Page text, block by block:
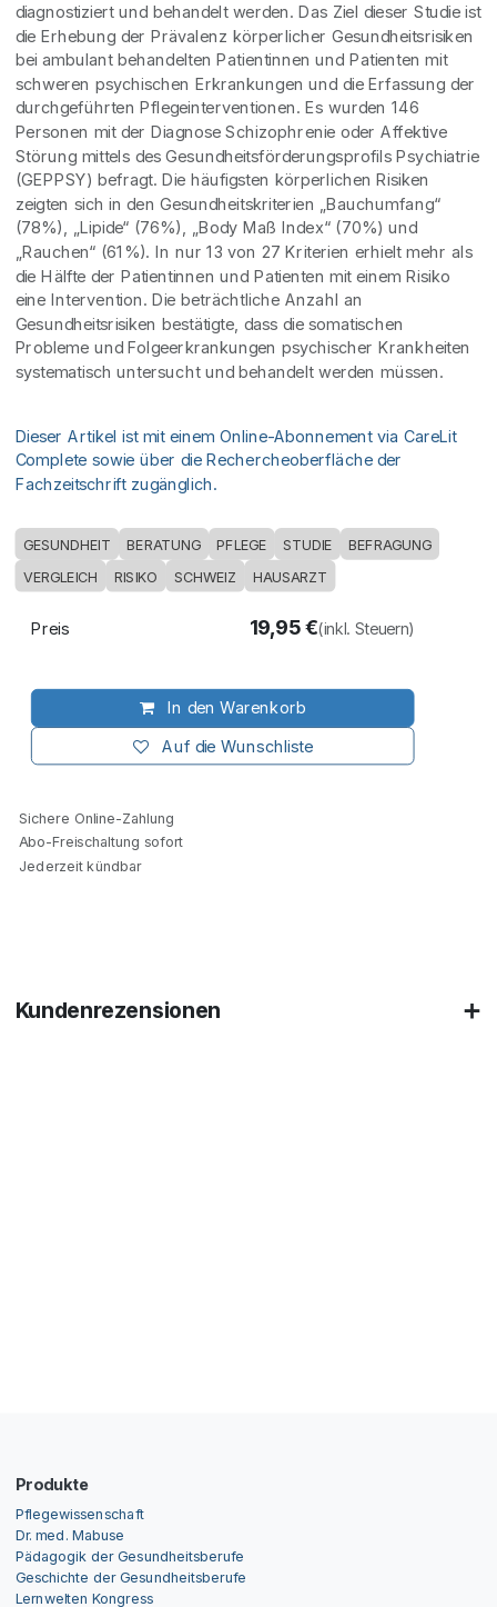
diagnostiziert und behandelt werden. Das Ziel dieser Studie ist
die Erhebung der Prävalenz körperlicher Gesundheitsrisiken
bei ambulant behandelten Patientinnen und Patienten mit
schweren psychischen Erkrankungen und die Erfassung der
durchgeführten Pflegeinterventionen. Es wurden 146
Personen mit der Diagnose Schizophrenie oder Affektive
Störung mittels des Gesundheitsförderungsprofils Psychiatrie
(GEPPSY) befragt. Die häufigsten körperlichen Risiken
zeigten sich in den Gesundheitskriterien „Bauchumfang“
(78%), „Lipide“ (76%), „Body Maß Index“ (70%) und
„Rauchen“ (61%). In nur 13 von 27 Kriterien erhielt mehr als
die Hälfte der Patientinnen und Patienten mit einem Risiko
eine Intervention. Die beträchtliche Anzahl an
Gesundheitsrisiken bestätigte, dass die somatischen
Probleme und Folgeerkrankungen psychischer Krankheiten
systematisch untersucht und behandelt werden müssen.
Dieser Artikel ist mit einem Online-Abonnement via CareLit
Complete sowie über die Rechercheoberfläche der
Fachzeitschrift zugänglich.
GESUNDHEIT BERATUNG PFLEGE STUDIE BEFRAGUNG
VERGLEICH RISIKO SCHWEIZ HAUSARZT
In den Warenkorb
Auf die Wunschliste
Preis 19,95€(inkl. Steuern)
Sichere Online-Zahlung
Abo-Freischaltung sofort
Jederzeit kündbar
Kundenrezensionen
Produkte
Pflegewissenschaft
Dr. med. Mabuse
Pädagogik der Gesundheitsberufe
Geschichte der Gesundheitsberufe
Lernwelten Kongress